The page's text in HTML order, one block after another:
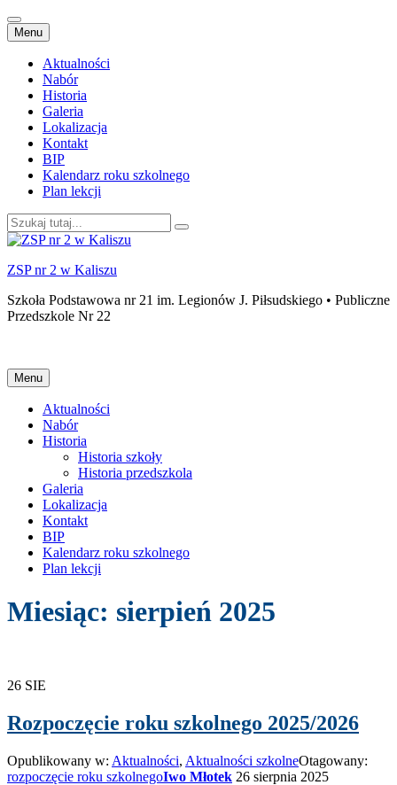
Menu Przejdź
do
treści
Aktualności
Nabór
Historia
Galeria
Lokalizacja
Kontakt
BIP
Kalendarz roku szkolnego
Plan lekcji
Szukaj:
ZSP nr 2 w Kaliszu
Szkoła Podstawowa nr 21 im. Legionów J. Piłsudskiego • Publiczne
Przedszkole Nr 22
Menu Przejdź
do
treści
Aktualności
Nabór
Historia
Historia szkoły
Historia przedszkola
Galeria
Lokalizacja
Kontakt
BIP
Kalendarz roku szkolnego
Plan lekcji
Miesiąc: sierpień 2025
26 SIE
Rozpoczęcie roku szkolnego 2025/2026
Opublikowany w: Aktualności, Aktualności szkolneOtagowany:
rozpoczęcie roku szkolnegoIwo Młotek 26 sierpnia 2025